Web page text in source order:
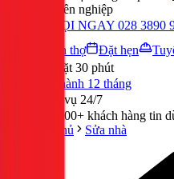
chuyên nghiệp
GỌI NGAY 028 3890
Tuyển thợ
Đặt hẹn
Có mặt 30 phút
Bảo hành 12 tháng
Phục vụ 24/7
300,000+ khách hàng tin
Trang chủ
Sửa nhà